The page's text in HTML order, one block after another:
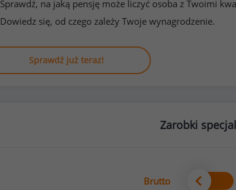
Sprawdź, na jaką pensję może liczyć osoba z Twoimi
Dowiedz się, od czego zależy Twoje wynagrodzenie.
Sprawdź już teraz!
Zarobki
Brutto